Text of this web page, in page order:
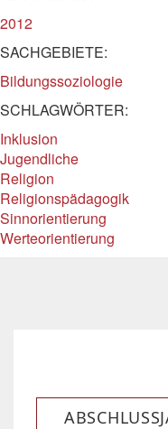
2012
SACHGEBIETE:
Bildungssoziologie
SCHLAGWÖRTER:
Inklusion
Jugendliche
Religion
Religionspädagogik
Sinnorientierung
Werteorientierung